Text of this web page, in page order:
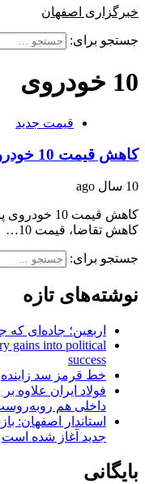
خبرگزاری اصفهان
جستجو برای:
10 خودروی
قیمت جدید
کاهش قیمت 10 خودروی پرتیراژ
10 سال ago
کاهش قیمت
کاهش تقاضا، قیمت 10…
جستجو برای:
نوشته‌های تازه
اربعین؛ جاده‌ای که
gains into political
success
خط قرمز سد زاینده‌رود، ۲۳۶ میلیون
فولاد ایران علاوه
داخلی هم
استاندار اصفهان:
جدید آغاز شده است
بایگانی